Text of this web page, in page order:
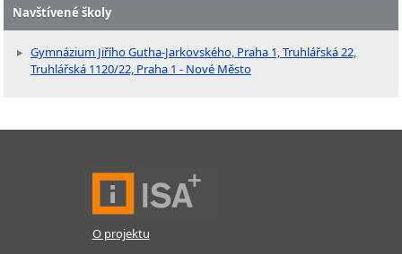
Navštívené školy
Gymnázium Jiřího Gutha-Jarkovského, Praha 1, Truhlářská 22,
Truhlářská 1120/22, Praha 1 - Nové Město
O projektu